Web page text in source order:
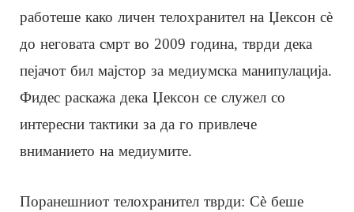
работеше како личен телохранител на Џексон сè
до неговата смрт во 2009 година, тврди дека
пејачот бил мајстор за медиумска манипулација.
Фидес раскажа дека Џексон се служел со
интересни тактики за да го привлече
вниманието на медиумите.
Поранешниот телохранител тврди: Сè беше